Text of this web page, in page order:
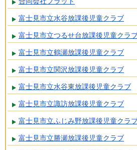
富士見市立水谷放課後児童クラブ
富士見市立つるせ台放課後児童クラ
富士見市立鶴瀬放課後児童クラブ
富士見市立関沢放課後児童クラブ
富士見市立水谷東放課後児童クラブ
富士見市立諏訪放課後児童クラブ
富士見市立ふじみ野放課後児童クラ
富士見市立勝瀬放課後児童クラブ